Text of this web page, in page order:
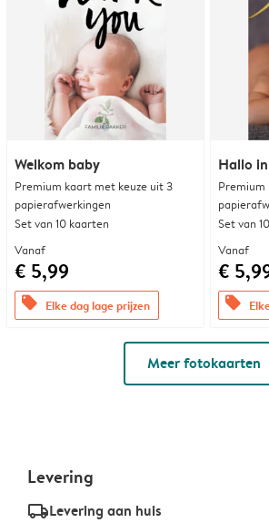
Welkom baby
Premium kaart met keuze uit 3
papierafwerkingen
Set van 10 kaarten
Vanaf
€ 5,99
offers Elke dag lage prijzen
Hallo
Premium
Set van
Vanaf
€
offers
Meer fotokaarten
Levering
delivery_standard_v2Levering aan huis